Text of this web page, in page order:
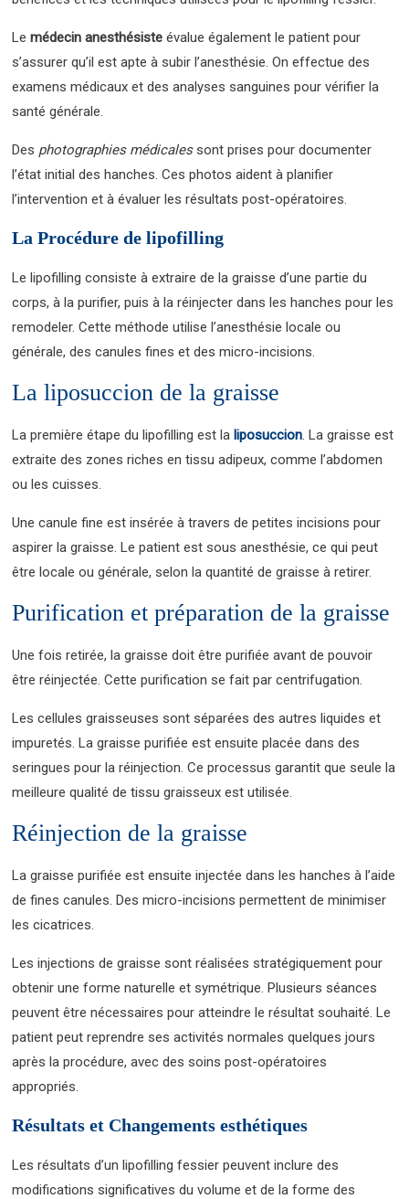
Lemédecin anesthésiste évalue également le patient pour
s’assurer qu’il est apte à subir l’anesthésie. On effectue des
examens médicaux et des analyses sanguines pour vérifier la
santé générale.
Des photographies médicalessont prises pour documenter
l’état initial des hanches. Ces photos aident à planifier
l’intervention et à évaluer les résultats post-opératoires.
La Procédure de lipofilling
Le lipofilling consiste à extraire de la graisse d’une partie du
corps, à la purifier, puis à la réinjecter dans les hanches pour les
remodeler. Cette méthode utilise l’anesthésie locale ou
générale, des canules fines et des micro-incisions.
La liposuccion de la graisse
La première étape du lipofilling est laliposuccion. La graisse est
extraite des zones riches en tissu adipeux, comme l’abdomen
ou les cuisses.
Une canule fine est insérée à travers de petites incisions pour
aspirer la graisse. Le patient est sous anesthésie, ce qui peut
être locale ou générale, selon la quantité de graisse à retirer.
Purification et préparation de la graisse
Une fois retirée, la graisse doit être purifiée avant de pouvoir
être réinjectée. Cette purification se fait par centrifugation.
Les cellules graisseuses sont séparées des autres liquides et
impuretés. La graisse purifiée est ensuite placée dans des
seringues pour la réinjection. Ce processus garantit que seule la
meilleure qualité de tissu graisseux est utilisée.
Réinjection de la graisse
La graisse purifiée est ensuite injectée dans les hanches à l’aide
de fines canules. Des micro-incisions permettent de minimiser
les cicatrices.
Les injections de graisse sont réalisées stratégiquement pour
obtenir une forme naturelle et symétrique. Plusieurs séances
peuvent être nécessaires pour atteindre le résultat souhaité. Le
patient peut reprendre ses activités normales quelques jours
après la procédure, avec des soins post-opératoires
appropriés.
Résultats et Changements esthétiques
Les résultats d’un lipofilling fessier peuvent inclure des
modifications significatives du volume et de la forme des